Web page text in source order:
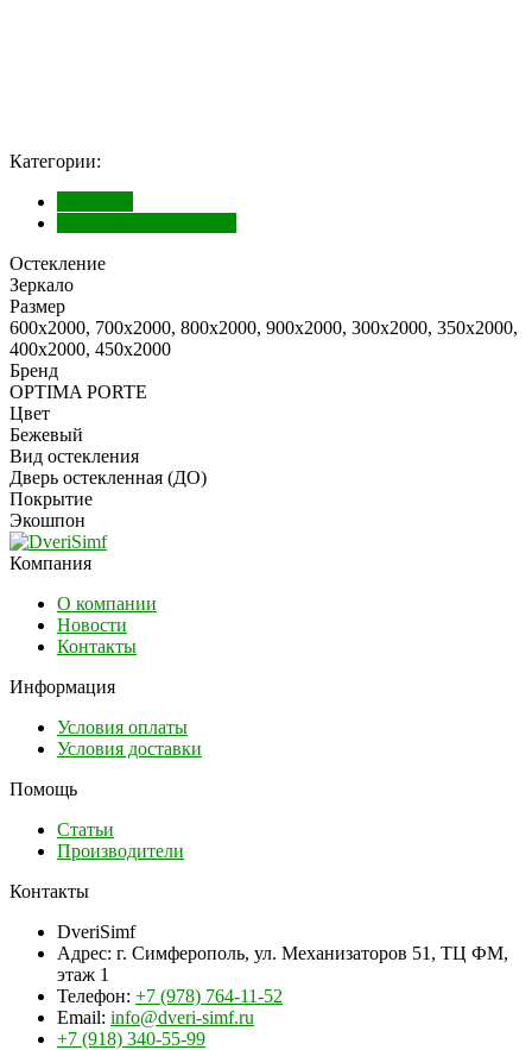
Категории:
Остекление
Зеркало
Размер
600х2000, 700х2000, 800х2000, 900х2000, 300х2000, 350х2000,
400х2000, 450х2000
Бренд
OPTIMA PORTE
Цвет
Бежевый
Вид остекления
Дверь остекленная (ДО)
Покрытие
Экошпон
Компания
О компании
Новости
Контакты
Информация
Условия оплаты
Условия доставки
Помощь
Статьи
Производители
Контакты
DveriSimf
Адрес: г. Симферополь, ул. Механизаторов 51, ТЦ ФМ,
этаж 1
Телефон: +7 (978) 764-11-52
Email: info@dveri-simf.ru
+7 (918) 340-55-99